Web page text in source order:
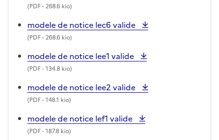
(PDF- 268.6 kio)
modele de notice lec6 valide
(PDF- 268.6 kio)
modele de notice lee1 valide
(PDF- 134.8 kio)
modele de notice lee2 valide
(PDF- 148.1 kio)
modele de notice lef1 valide
(PDF- 187.8 kio)